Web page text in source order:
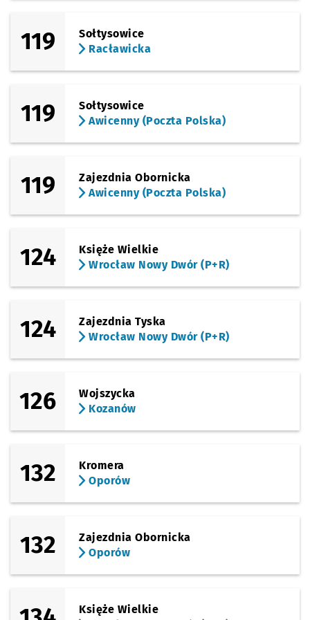
119
Sołtysowice
Racławicka
119
Sołtysowice
Awicenny (Poczta Polska)
119
Zajezdnia Obornicka
Awicenny (Poczta Polska)
124
Księże Wielkie
Wrocław Nowy Dwór (P+R)
124
Zajezdnia Tyska
Wrocław Nowy Dwór (P+R)
126
Wojszycka
Kozanów
132
Kromera
Oporów
132
Zajezdnia Obornicka
Oporów
Księże Wielkie